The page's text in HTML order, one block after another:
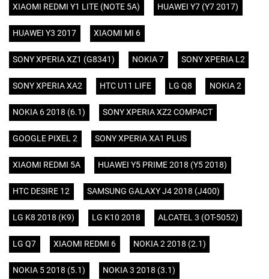
XIAOMI REDMI Y1 LITE (NOTE 5A) HUAWEI Y7 (Y7 2017)
HUAWEI Y3 2017 XIAOMI MI 6
SONY XPERIA XZ1 (G8341) NOKIA 7 SONY XPERIA L2
SONY XPERIA XA2 HTC U11 LIFE LG Q8 NOKIA 2
NOKIA 6 2018 (6.1) SONY XPERIA XZ2 COMPACT
GOOGLE PIXEL 2 SONY XPERIA XA1 PLUS
XIAOMI REDMI 5A HUAWEI Y5 PRIME 2018 (Y5 2018)
HTC DESIRE 12 SAMSUNG GALAXY J4 2018 (J400)
LG K8 2018 (K9) LG K10 2018 ALCATEL 3 (OT-5052)
LG Q7 XIAOMI REDMI 6 NOKIA 2 2018 (2.1)
NOKIA 5 2018 (5.1) NOKIA 3 2018 (3.1)